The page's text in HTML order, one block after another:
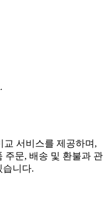
서비스를 제공하며,
주문, 배송 및 환불과 관
습니다.